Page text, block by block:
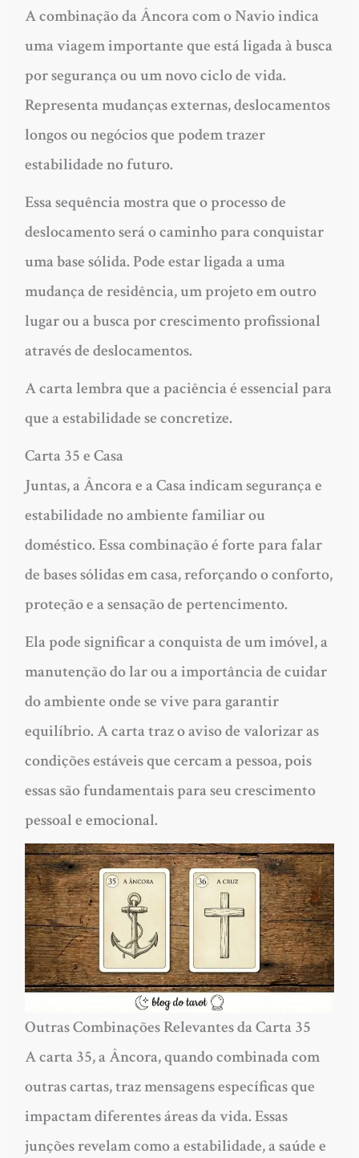
A combinação da Âncora com o Navio indica
uma viagem importante que está ligada à busca
por segurança ou um novo ciclo de vida.
Representa mudanças externas, deslocamentos
longos ou negócios que podem trazer
estabilidade no futuro.
Essa sequência mostra que o processo de
deslocamento será o caminho para conquistar
uma base sólida. Pode estar ligada a uma
mudança de residência, um projeto em outro
lugar ou a busca por crescimento profissional
através de deslocamentos.
A carta lembra que a paciência é essencial para
que a estabilidade se concretize.
Carta 35 e Casa
Juntas, a Âncora e a Casa indicam segurança e
estabilidade no ambiente familiar ou
doméstico. Essa combinação é forte para falar
de bases sólidas em casa, reforçando o conforto,
proteção e a sensação de pertencimento.
Ela pode significar a conquista de um imóvel, a
manutenção do lar ou a importância de cuidar
do ambiente onde se vive para garantir
equilíbrio. A carta traz o aviso de valorizar as
condições estáveis que cercam a pessoa, pois
essas são fundamentais para seu crescimento
pessoal e emocional.
Outras Combinações Relevantes da Carta 35
A carta 35, a Âncora, quando combinada com
outras cartas, traz mensagens específicas que
impactam diferentes áreas da vida. Essas
junções revelam como a estabilidade, a saúde e